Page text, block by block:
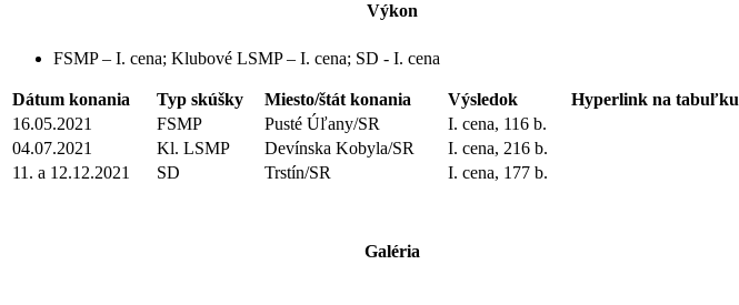
Výkon
FSMP – I. cena; Klubové LSMP – I. cena; SD - I. cena
Dátum konania Typ skúšky Miesto/štát konania Výsledok
Hyperlink na tabuľku
16.05.2021
FSMP Pusté Úľany/SR
I. cena, 116 b.
04.07.2021
Kl. LSMP Devínska Kobyla/SR
I. cena, 216 b.
11. a 12.12.2021
SD Trstín/SR I. cena, 177 b.
Galéria